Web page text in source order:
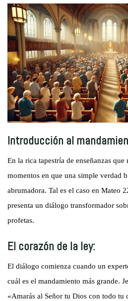
Introducción al
En la rica tapestría de enseñanzas
momentos en que una simple verdad
abrumadora. Tal es el caso en Mateo
presenta un diálogo transformador
profetas.
El corazón de la ley:
El diálogo comienza cuando un
cuál es el mandamiento más grande.
«Amarás al Señor tu Dios con todo tu